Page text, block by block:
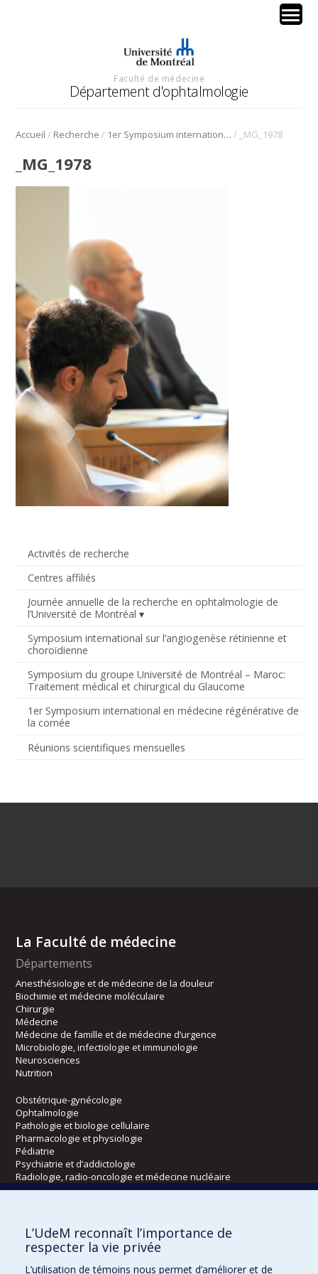
Faculté de médecine
Département d'ophtalmologie
Accueil / Recherche / 1er Symposium international en médecine régénérative de la cornée / _MG_1978
Activités de recherche
Centres affiliés
Journée annuelle de la recherche en ophtalmologie de
l’Université de Montréal
Symposium international sur l’angiogenèse rétinienne et
choroïdienne
Symposium du groupe Université de Montréal – Maroc:
Traitement médical et chirurgical du Glaucome
1er Symposium international en médecine régénérative de
la cornée
Réunions scientifiques mensuelles
_MG_1978
La Faculté de médecine
Départements
Anesthésiologie et de médecine de la douleur
Biochimie et médecine moléculaire
Chirurgie
Médecine
Médecine de famille et de médecine d’urgence
Microbiologie, infectiologie et immunologie
Neurosciences
Nutrition
Obstétrique-gynécologie
Ophtalmologie
Pathologie et biologie cellulaire
Pharmacologie et physiologie
Pédiatrie
Psychiatrie et d’addictologie
Radiologie, radio-oncologie et médecine nucléaire
Écoles
Kinésiologie et des sciences de l’activité physique
Orthophonie et audiologie
Réadaptation
L’UdeM reconnaît l’importance de
respecter la vie privée
L’utilisation de témoins nous permet d’améliorer et de